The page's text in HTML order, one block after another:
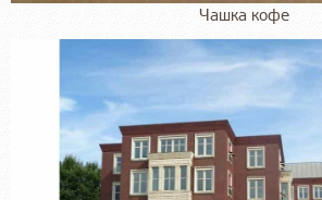
Чашка кофе